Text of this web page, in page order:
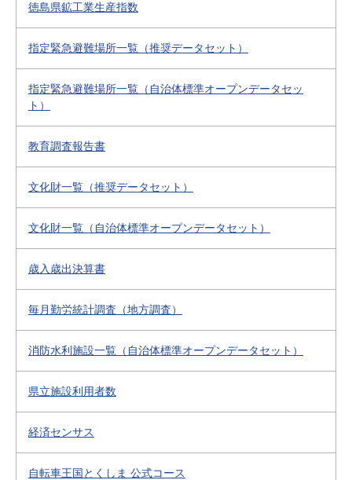
徳島県鉱工業生産指数
指定緊急避難場所一覧（推奨データセット）
指定緊急避難場所一覧（自治体標準オープンデータセッ
ト）
教育調査報告書
文化財一覧（推奨データセット）
文化財一覧（自治体標準オープンデータセット）
歳入歳出決算書
毎月勤労統計調査（地方調査）
消防水利施設一覧（自治体標準オープンデータセット）
県立施設利用者数
経済センサス
自転車王国とくしま 公式コース